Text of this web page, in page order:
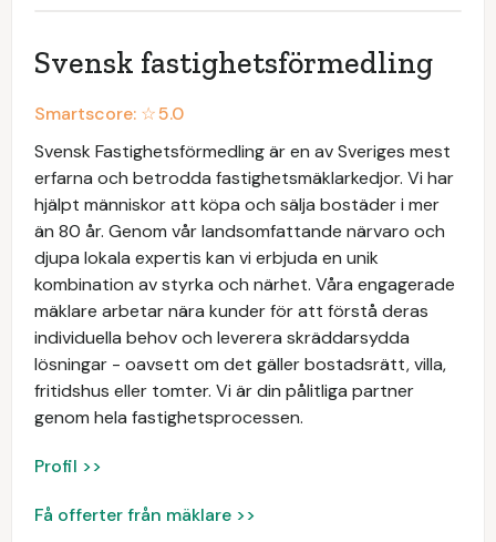
Svensk fastighetsförmedling
Smartscore: ☆5.0
Svensk Fastighetsförmedling är en av Sveriges mest
erfarna och betrodda fastighetsmäklarkedjor. Vi har
hjälpt människor att köpa och sälja bostäder i mer
än 80 år. Genom vår landsomfattande närvaro och
djupa lokala expertis kan vi erbjuda en unik
kombination av styrka och närhet. Våra engagerade
mäklare arbetar nära kunder för att förstå deras
individuella behov och leverera skräddarsydda
lösningar - oavsett om det gäller bostadsrätt, villa,
fritidshus eller tomter. Vi är din pålitliga partner
genom hela fastighetsprocessen.
Profil >>
Få offerter från mäklare >>